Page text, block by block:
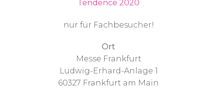
Tendence 2020
nur für Fachbesucher!
Ort
Messe Frankfurt
Ludwig-Erhard-Anlage 1
60327 Frankfurt am Main